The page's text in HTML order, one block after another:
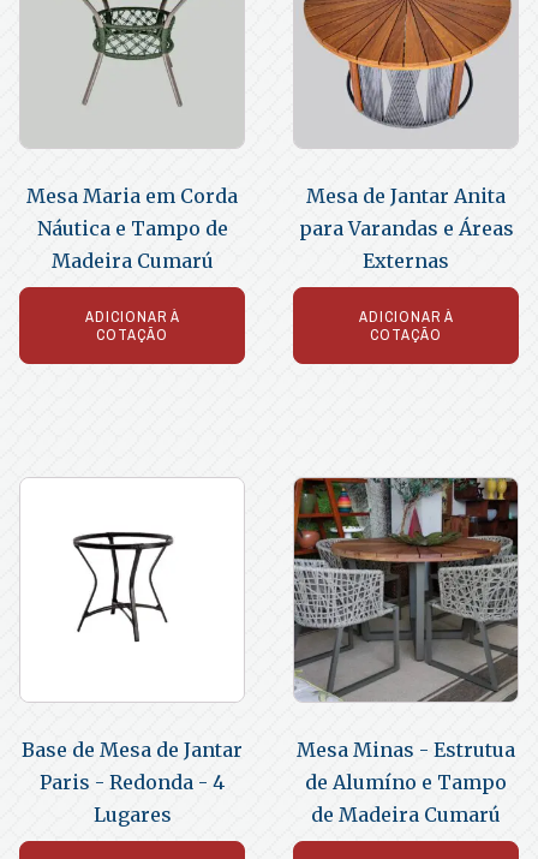
Mesa Maria em Corda
Náutica e Tampo de
Madeira Cumarú
ADICIONAR À
COTAÇÃO
Mesa de Jantar Anita
para Varandas e Áreas
Externas
ADICIONAR À
COTAÇÃO
Base de Mesa de Jantar
Paris - Redonda - 4
Lugares
Mesa Minas - Estrutua
de Alumíno e Tampo
de Madeira Cumarú